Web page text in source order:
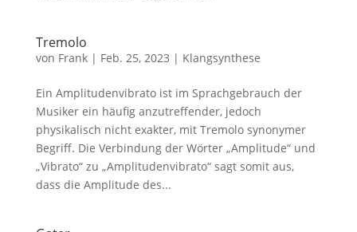
Tremolo
von Frank| Feb. 25, 2023 | Klangsynthese
Ein Amplitudenvibrato ist im Sprachgebrauch der
Musiker ein häufig anzutreffender, jedoch
physikalisch nicht exakter, mit Tremolo synonymer
Begriff. Die Verbindung der Wörter „Amplitude“ und
„Vibrato“ zu „Amplitudenvibrato“ sagt somit aus,
dass die Amplitude des...